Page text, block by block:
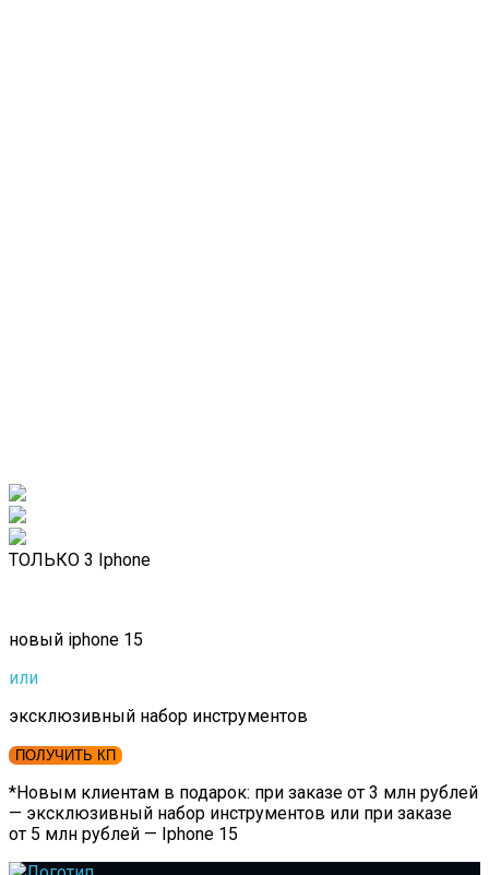
ТОЛЬКО 3 Iphone
новый iphone 15
или
эксклюзивный набор инструментов
ПОЛУЧИТЬ КП
*Новым клиентам в подарок: при заказе от 3 млн рублей
— эксклюзивный набор инструментов или при заказе
от 5 млн рублей — Iphone 15